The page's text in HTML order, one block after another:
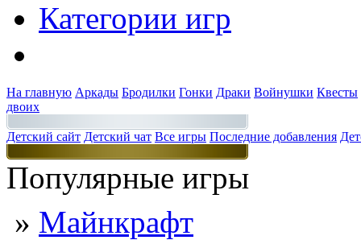
Категории игр
На главную Аркады Бродилки Гонки Драки Войнушки Квесты
двоих
Детский сайт Детский чат Все игры Последние добавления
Популярные игры
» Майнкрафт